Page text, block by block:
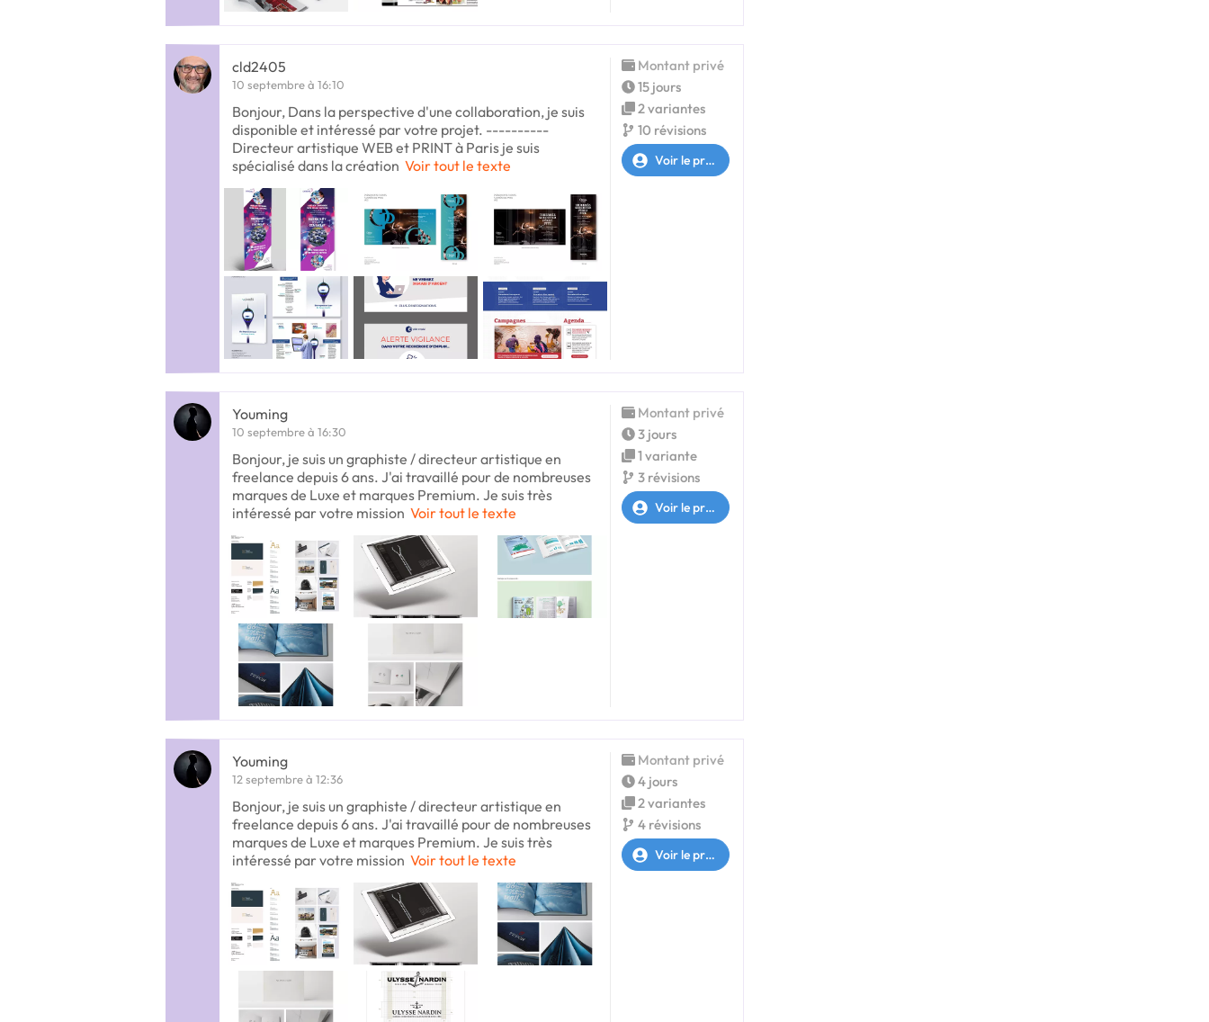
cld2405
10 septembre à 16:10
Bonjour, Dans la perspective d'une collaboration, je suis
disponible et intéressé par votre projet. ----------
Directeur artistique WEB et PRINT à Paris je suis
spécialisé dans la création Voir tout le texte
Montant privé
15 jours
2 variantes
10 révisions
Voir le profil
Youming
10 septembre à 16:30
Bonjour, je suis un graphiste / directeur artistique en
freelance depuis 6 ans. J'ai travaillé pour de nombreuses
marques de Luxe et marques Premium. Je suis très
intéressé par votre mission Voir tout le texte
Montant privé
3 jours
1 variante
3 révisions
Voir le profil
Youming
12 septembre à 12:36
Bonjour, je suis un graphiste / directeur artistique en
freelance depuis 6 ans. J'ai travaillé pour de nombreuses
marques de Luxe et marques Premium. Je suis très
intéressé par votre mission Voir tout le texte
Montant privé
4 jours
2 variantes
4 révisions
Voir le profil